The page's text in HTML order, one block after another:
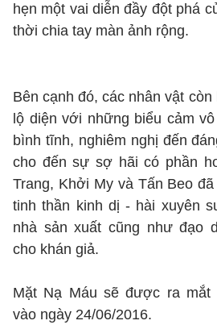
hẹn một vai diễn đầy đột phá
thời chia tay màn ảnh rộng.
Bên cạnh đó, các nhân vật
lộ diện với những biểu cảm
bình tĩnh, nghiêm nghị đến
cho đến sự sợ hãi có phần
Trang, Khởi My và Tấn Beo
tinh thần kinh dị - hài xuyên
nhà sản xuất cũng như đạo
cho khán giả.
Mặt Nạ Máu sẽ được ra mắt
vào ngày 24/06/2016.